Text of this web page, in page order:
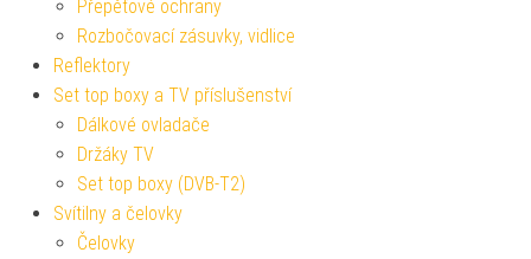
Přepěťové ochrany
Rozbočovací zásuvky, vidlice
Reflektory
Set top boxy a TV příslušenství
Dálkové ovladače
Držáky TV
Set top boxy (DVB-T2)
Svítilny a čelovky
Čelovky